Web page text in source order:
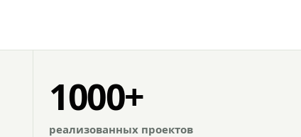
1000+
реализованных проектов